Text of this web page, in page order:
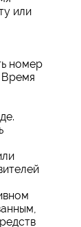
или
номер
Время